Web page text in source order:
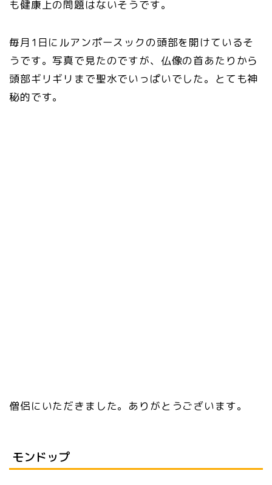
も健康上の問題はないそうです。
毎月1日にルアンポースックの頭部を開けているそ
うです。写真で見たのですが、仏像の首あたりから
頭部ギリギリまで聖水でいっぱいでした。とても神
秘的です。
僧侶にいただきました。ありがとうございます。
モンドップ